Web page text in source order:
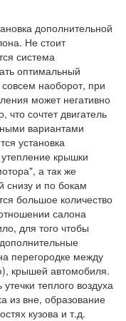
дополнительной
Не стоит
система
оптимальный
наоборот, при
может негативно
что сочтет двигатель
вариантами
установка
крышки
а так же
снизу и по бокам
большое количество
салона
для того чтобы
перегородке между
крышей автомобиля.
теплого воздуха
из вне, образование
кузова и т.д.